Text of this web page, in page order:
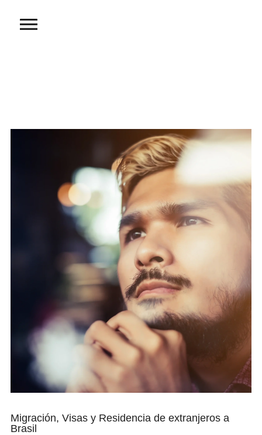
Migración, Visas y Residencia de extranjeros a
Brasil